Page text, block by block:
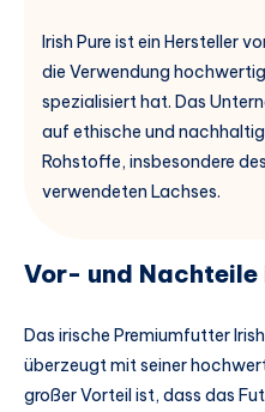
Irish Pure ist ein Hersteller
die Verwendung
spezialisiert hat. Das
auf ethische und
Rohstoffe, insbesondere
verwendeten Lachses.
Vor- und
Das irische Premiumfutter
überzeugt mit seiner
großer Vorteil ist, dass das